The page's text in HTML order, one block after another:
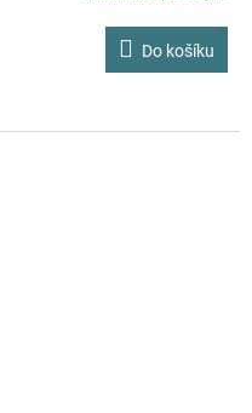
Do košíku